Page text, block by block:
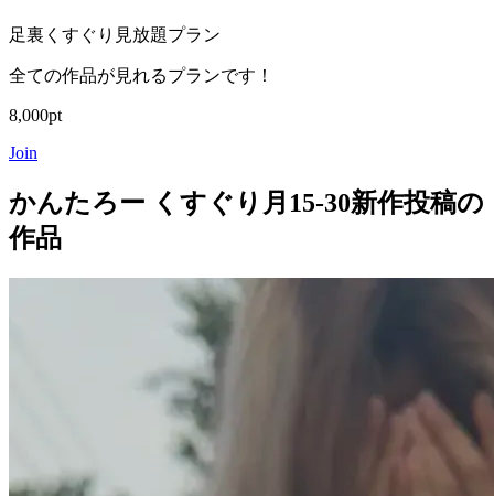
足裏くすぐり見放題プラン
全ての作品が見れるプランです！
8,000pt
Join
かんたろー くすぐり月15-30新作投稿の
作品